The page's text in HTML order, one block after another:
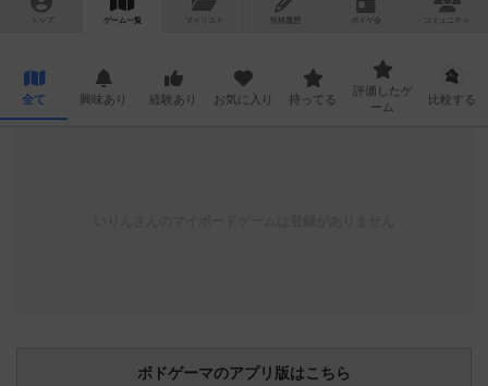
トップ ゲーム一覧 マイリスト 投稿履歴 ボ ドゲ コミュニティ
全て 興味あり 経験あり お気に入り 持ってる
評価したゲ
ーム
比較する
ボドゲーマのアプリ版はこちら